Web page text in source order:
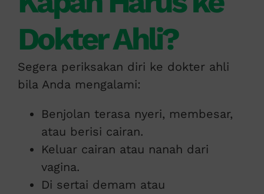
Dokter Ahli?
Segera periksakan diri ke dokter ahli
bila Anda mengalami:
Benjolan terasa nyeri, membesar,
atau berisi cairan.
Keluar cairan atau nanah dari
vagina.
Di sertai demam atau